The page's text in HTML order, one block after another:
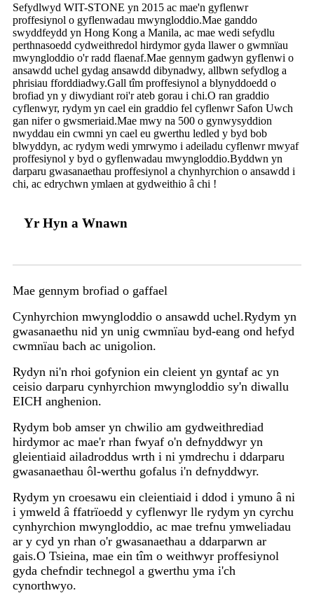
Sefydlwyd WIT-STONE yn 2015 ac mae'n gyflenwr
proffesiynol o gyflenwadau mwyngloddio.Mae ganddo
swyddfeydd yn Hong Kong a Manila, ac mae wedi sefydlu
perthnasoedd cydweithredol hirdymor gyda llawer o gwmnïau
mwyngloddio o'r radd flaenaf.Mae gennym gadwyn gyflenwi o
ansawdd uchel gydag ansawdd dibynadwy, allbwn sefydlog a
phrisiau fforddiadwy.Gall tîm proffesiynol a blynyddoedd o
brofiad yn y diwydiant roi'r ateb gorau i chi.O ran graddio
cyflenwyr, rydym yn cael ein graddio fel cyflenwr Safon Uwch
gan nifer o gwsmeriaid.Mae mwy na 500 o gynwysyddion
nwyddau ein cwmni yn cael eu gwerthu ledled y byd bob
blwyddyn, ac rydym wedi ymrwymo i adeiladu cyflenwr mwyaf
proffesiynol y byd o gyflenwadau mwyngloddio.Byddwn yn
darparu gwasanaethau proffesiynol a chynhyrchion o ansawdd i
chi, ac edrychwn ymlaen at gydweithio â chi !
Yr Hyn a Wnawn
Mae gennym brofiad o gaffael
Cynhyrchion mwyngloddio o ansawdd uchel.Rydym yn
gwasanaethu nid yn unig cwmnïau byd-eang ond hefyd
cwmnïau bach ac unigolion.
Rydyn ni'n rhoi gofynion ein cleient yn gyntaf ac yn
ceisio darparu cynhyrchion mwyngloddio sy'n diwallu
EICH anghenion.
Rydym bob amser yn chwilio am gydweithrediad
hirdymor ac mae'r rhan fwyaf o'n defnyddwyr yn
gleientiaid ailadroddus wrth i ni ymdrechu i ddarparu
gwasanaethau ôl-werthu gofalus i'n defnyddwyr.
Rydym yn croesawu ein cleientiaid i ddod i ymuno â ni
i ymweld â ffatrïoedd y cyflenwyr lle rydym yn cyrchu
cynhyrchion mwyngloddio, ac mae trefnu ymweliadau
ar y cyd yn rhan o'r gwasanaethau a ddarparwn ar
gais.O Tsieina, mae ein tîm o weithwyr proffesiynol
gyda chefndir technegol a gwerthu yma i'ch
cynorthwyo.